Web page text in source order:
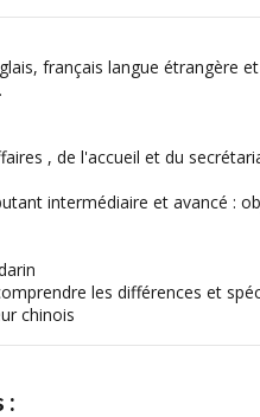
français langue étrangère
, de l'accueil et du
intermédiaire et avancé :
les différences et
chinois
: